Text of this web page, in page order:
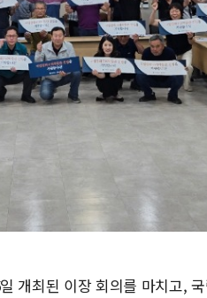
개최된 이장 회의를 마치고,